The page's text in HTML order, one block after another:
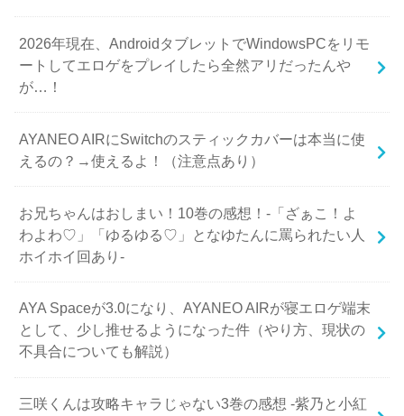
2026年現在、AndroidタブレットでWindowsPCをリモ
ートしてエロゲをプレイしたら全然アリだったんや
が…！
AYANEO AIRにSwitchのスティックカバーは本当に使
えるの？→使えるよ！（注意点あり）
お兄ちゃんはおしまい！10巻の感想！-「ざぁこ！よ
わよわ♡」「ゆるゆる♡」となゆたんに罵られたい人
ホイホイ回あり-
AYA Spaceが3.0になり、AYANEO AIRが寝エロゲ端末
として、少し推せるようになった件（やり方、現状の
不具合についても解説）
三咲くんは攻略キャラじゃない3巻の感想 -紫乃と小紅